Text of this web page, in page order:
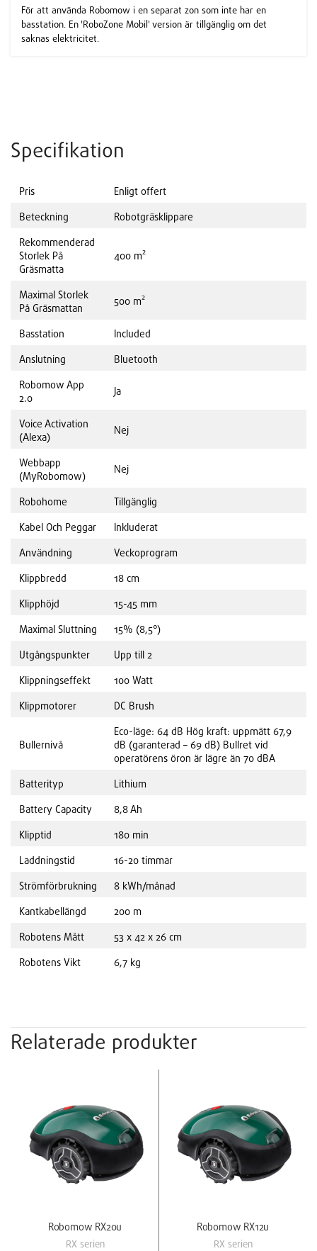
För att använda Robomow i en separat zon som inte har en
basstation. En 'RoboZone Mobil' version är tillgänglig om det
saknas elektricitet.
Specifikation
Pris Enligt offert
Beteckning Robotgräsklippare
Rekommenderad
Storlek På
Gräsmatta
400 m²
Maximal Storlek
På Gräsmattan
500 m²
Basstation Included
Anslutning Bluetooth
Robomow App
2.0
Ja
Voice Activation
(Alexa)
Nej
Webbapp
(MyRobomow)
Nej
Robohome Tillgänglig
Kabel Och Peggar Inkluderat
Användning Veckoprogram
Klippbredd 18 cm
Klipphöjd 15-45 mm
Maximal Sluttning 15% (8,5°)
Utgångspunkter Upp till 2
Klippningseffekt 100 Watt
Klippmotorer DC Brush
Bullernivå
Eco-läge: 64 dB Hög kraft: uppmätt 67,9
dB (garanterad – 69 dB) Bullret vid
operatörens öron är lägre än 70 dBA
Batterityp Lithium
Battery Capacity 8,8 Ah
Klipptid 180 min
Laddningstid 16-20 timmar
Strömförbrukning 8 kWh/månad
Kantkabellängd 200 m
Robotens Mått 53 x 42 x 26 cm
Robotens Vikt 6,7 kg
Relaterade produkter
Robomow RX20u
RX serien
Robomow RX12u
RX serien